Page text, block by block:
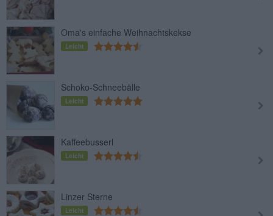
Oma's einfache Weihnachtskekse
Leicht
Schoko-Schneebälle
Leicht
Kaffeebusserl
Leicht
Linzer Sterne
Leicht